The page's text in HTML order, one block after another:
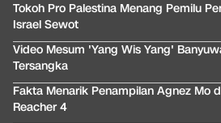
Tokoh Pro Palestina Menang Pemilu
Israel Sewot
Video Mesum 'Yang Wis Yang'
Tersangka
Fakta Menarik Penampilan Agnez Mo
Reacher 4